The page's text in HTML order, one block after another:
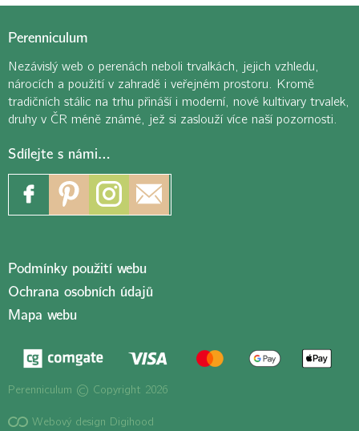
Perenniculum
Nezávislý web o perenách neboli trvalkách, jejich vzhledu,
nárocích a použití v zahradě i veřejném prostoru. Kromě
tradičních stálic na trhu přináší i moderní, nové kultivary trvalek,
druhy v ČR méně známé, jež si zaslouží více naší pozornosti.
Sdílejte s námi…
Podmínky použití webu
Ochrana osobních údajů
Mapa webu
Perenniculum © Copyright 2026
Webový design Digihood